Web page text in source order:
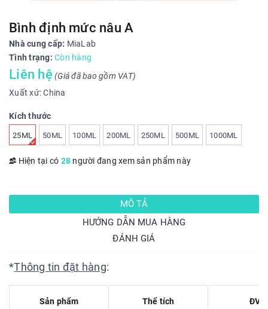
Bình định mức nâu A
Nhà cung cấp: MiaLab
Tình trạng: Còn hàng
Liên hệ (Giá đã bao gồm VAT)
Xuất xứ: China
Kích thước
25ML 50ML 100ML 200ML 250ML 500ML 1000ML
Hiện tại có 28 người đang xem sản phẩm này
MÔ TẢ
HƯỚNG DẪN MUA HÀNG
ĐÁNH GIÁ
*Thông tin đặt hàng:
Sản phẩm Thể tích ĐVT